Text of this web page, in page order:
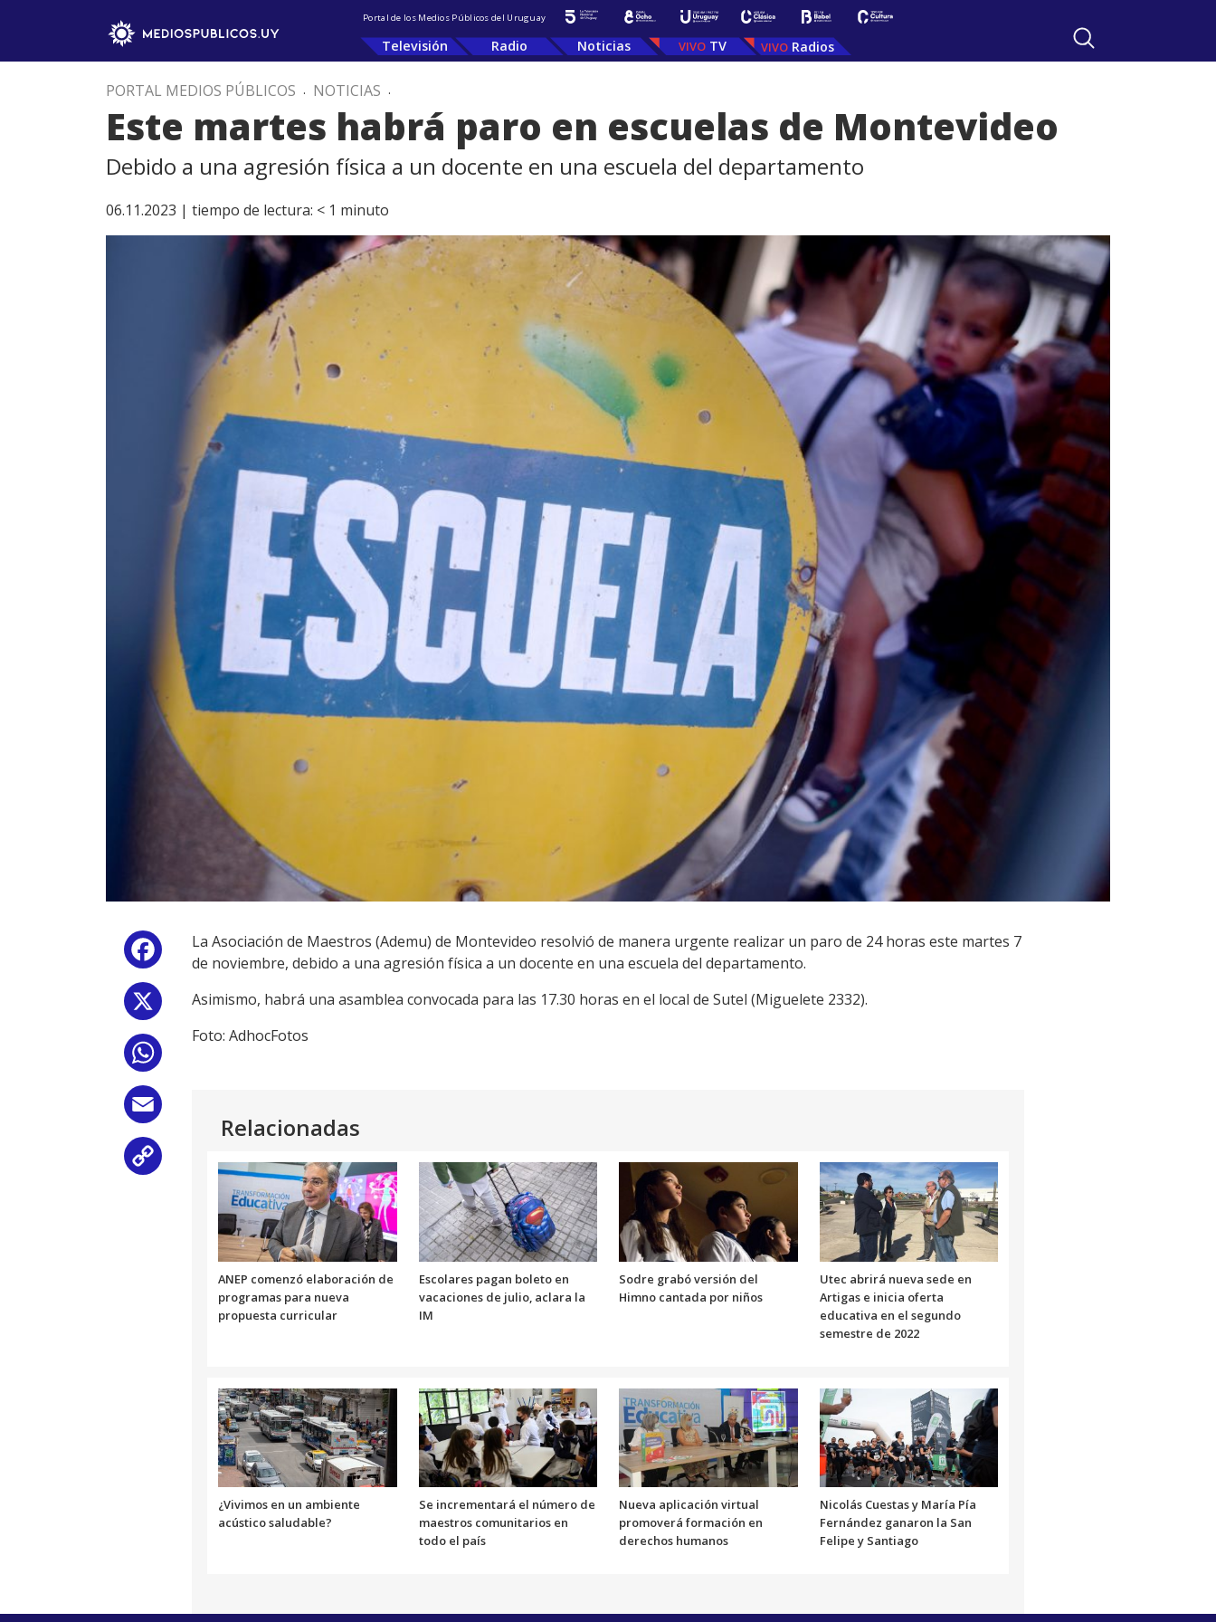
Portal de los Medios Públicos del Uruguay
Televisión Radio Noticias TV Radios
PORTAL MEDIOS PÚBLICOS . NOTICIAS .
Este martes habrá paro en escuelas de Montevideo
Debido a una agresión física a un docente en una escuela del departamento
06.11.2023 | tiempo de lectura: < 1 minuto
Facebook
La Asociación de Maestros (Ademu) de Montevideo resolvió de manera urgente realizar un paro de 24 horas este martes 7
de noviembre, debido a una agresión física a un docente en una escuela del departamento.
Asimismo, habrá una asamblea convocada para las 17.30 horas en el local de Sutel (Miguelete 2332).
Foto: AdhocFotos
Relacionadas
ANEP comenzó elaboración de
programas para nueva
propuesta curricular
Escolares pagan boleto en
vacaciones de julio, aclara la
IM
Sodre grabó versión del
Himno cantada por niños
Utec abrirá nueva sede en
Artigas e inicia oferta
educativa en el segundo
semestre de 2022
¿Vivimos en un ambiente
acústico saludable?
Se incrementará el número de
maestros comunitarios en
todo el país
Nueva aplicación virtual
promoverá formación en
derechos humanos
Nicolás Cuestas y María Pía
Fernández ganaron la San
Felipe y Santiago